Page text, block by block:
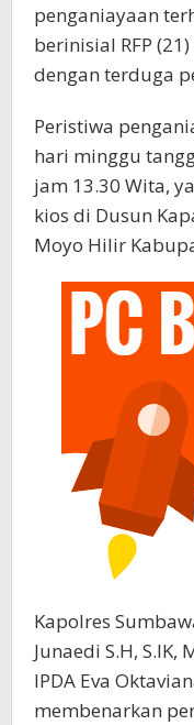
penganiayaan
berinisial RFP
dengan terduga
Peristiwa
hari minggu
jam 13.30 Wita,
kios di Dusun
Moyo Hilir
Kapolres
Junaedi S.H, S.IK,
IPDA Eva
membenarkan